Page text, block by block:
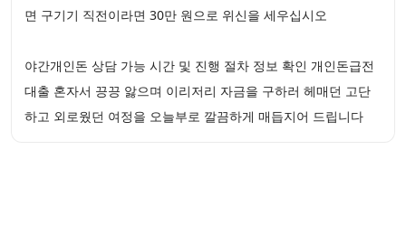
면 구기기 직전이라면 30만 원으로 위신을 세우십시오
야간개인돈 상담 가능 시간 및 진행 절차 정보 확인 개인돈급전
대출 혼자서 끙끙 앓으며 이리저리 자금을 구하러 헤매던 고단
하고 외로웠던 여정을 오늘부로 깔끔하게 매듭지어 드립니다